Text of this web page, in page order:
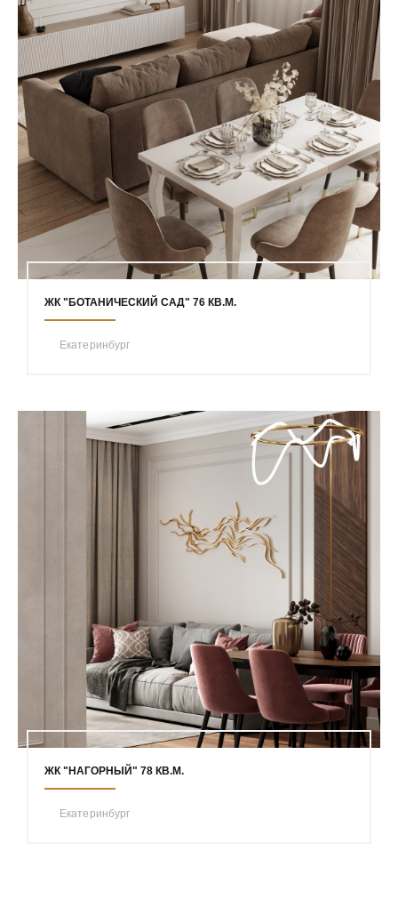
ЖК "БОТАНИЧЕСКИЙ САД" 76 КВ.М.
Екатеринбург
ЖК "НАГОРНЫЙ" 78 КВ.М.
Екатеринбург